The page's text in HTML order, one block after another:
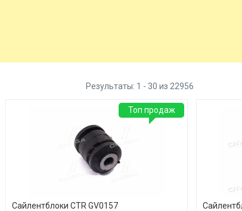
Результаты: 1 - 30 из 22956
Сайлентблоки CTR GV0157
Топ продаж